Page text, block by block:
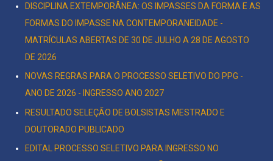
DISCIPLINA EXTEMPORÂNEA: OS IMPASSES DA FORMA E AS
FORMAS DO IMPASSE NA CONTEMPORANEIDADE -
MATRÍCULAS ABERTAS DE 30 DE JULHO A 28 DE AGOSTO
DE 2026
NOVAS REGRAS PARA O PROCESSO SELETIVO DO PPG -
ANO DE 2026 - INGRESSO ANO 2027
RESULTADO SELEÇÃO DE BOLSISTAS MESTRADO E
DOUTORADO PUBLICADO
EDITAL PROCESSO SELETIVO PARA INGRESSO NO